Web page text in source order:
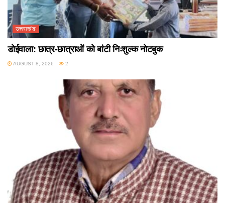
उत्तराखंड
डोईवाला: छात्र-छात्राओं को बांटी निःशुल्क नोटबुक
AUGUST 8, 2026 2